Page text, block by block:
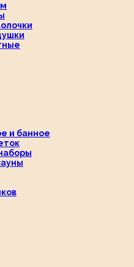
и банное